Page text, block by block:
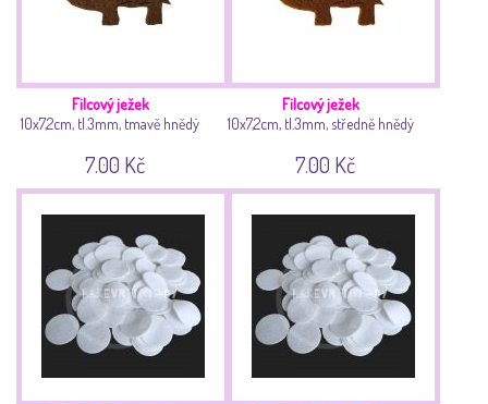
Filcový ježek
10x7,2cm, tl.3mm, tmavě hnědý
7.00 Kč
Filcový ježek
10x7,2cm, tl.3mm, středně hnědý
7.00 Kč